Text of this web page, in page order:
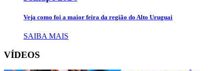
Veja como foi a maior feira da região do Alto Uruguai
SAIBA MAIS
VÍDEOS